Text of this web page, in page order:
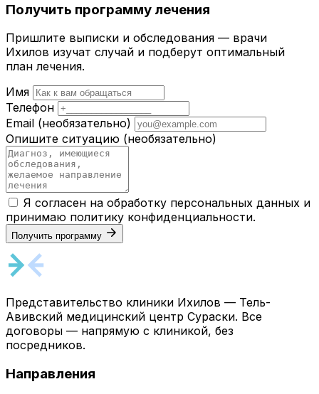
Получить программу лечения
Пришлите выписки и обследования — врачи
Ихилов изучат случай и подберут оптимальный
план лечения.
Имя
Телефон
Email (необязательно)
Опишите ситуацию (необязательно)
Я согласен на обработку персональных данных и
принимаю политику конфиденциальности.
Получить программу
Представительство клиники Ихилов — Тель-
Авивский медицинский центр Сураски. Все
договоры — напрямую с клиникой, без
посредников.
Направления